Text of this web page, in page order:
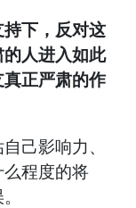
下，反对这
人进入如此
正严肃的作
己影响力、
程度的将